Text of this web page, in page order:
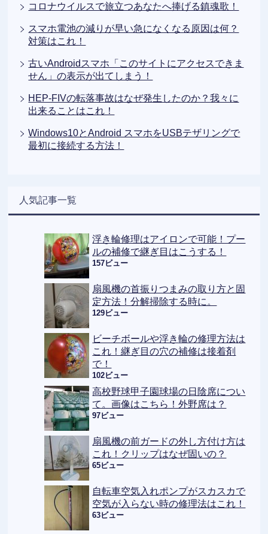
コロナウイルスで旅立つあなたへ捧げる鎮魂歌！
スマホ電池の減りが早い急になくなる原因は何？
対策はこれ！
古いAndroidスマホ「このサイトにアクセスできま
せん」の表示が出てしまう！
HEP-FIVの転落事故はなぜ発生したのか？我々に
出来ることはこれ！
Windows10とAndroid スマホをUSBテザリングで
最初に接続する方法！
人気記事一覧
浮き輪修理はアイロンで可能！プー
ルの補修で継ぎ目はこうする！
157ビュー
扇風機の首振りつまみの取り方と固
定方法！分解掃除する時に。
129ビュー
ビーチボールや浮き輪の修理方法は
これ！継ぎ目の穴の補修は接着剤
で！
102ビュー
高校野球甲子園球場の日陰席につい
て。画像はこちら！外野席は？
97ビュー
扇風機の前ガードの外し方付け方は
これ！クリップはなぜ固いの？
65ビュー
自転車空気入れポンプがスカスカで
空気が入らない時の修理法はこれ！
63ビュー